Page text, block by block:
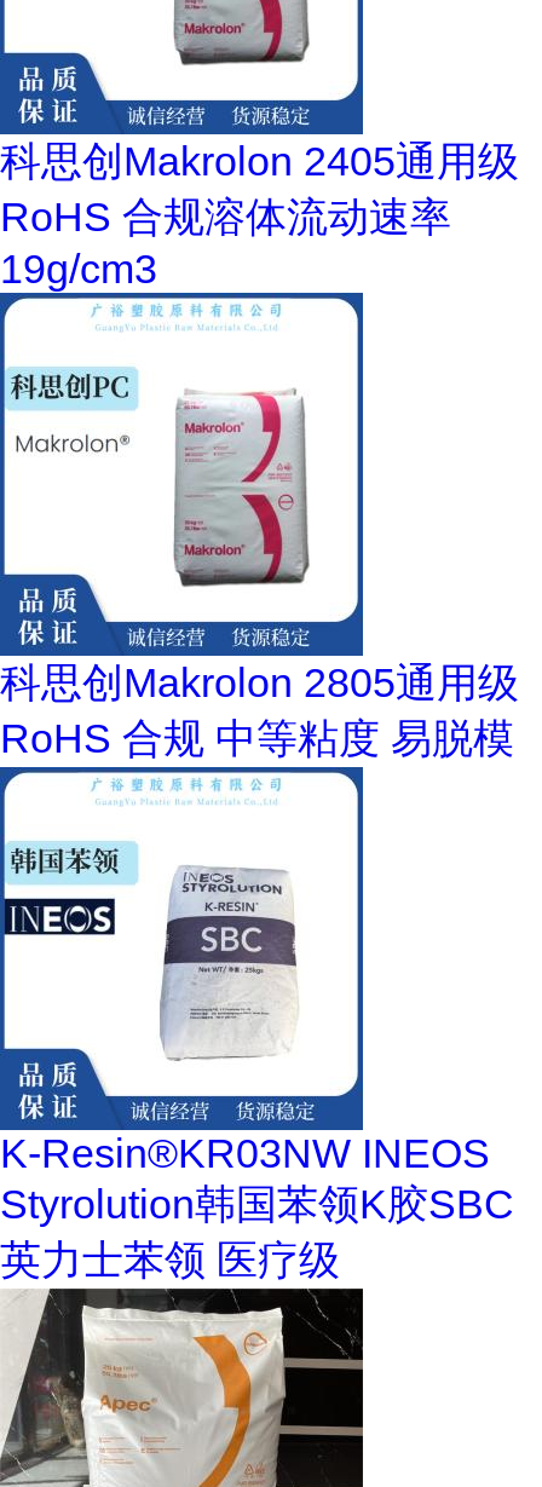
科思创Makrolon 2405通用级
RoHS 合规溶体流动速率
19g/cm3
科思创Makrolon 2805通用级
RoHS 合规 中等粘度 易脱模
K-Resin®KR03NW INEOS
Styrolution韩国苯领K胶SBC
英力士苯领 医疗级